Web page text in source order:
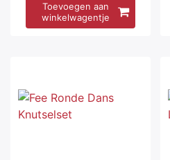
Toevoegen aan
winkelwagentje